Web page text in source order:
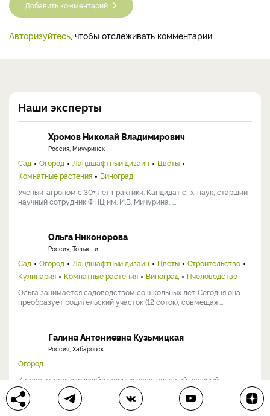
Добавить комментарий
Авторизуйтесь , чтобы отслеживать комментарии.
Наши эксперты
Хромов Николай Владимирович
Россия, Мичуринск
Сад Огород Ландшафтный дизайн
Цветы
Комнатные растения
Виноград
Ученый-агроном с 30+ лет практики. Кандидат с.-х. наук, старший
научный сотрудник ФНЦ им. И.В. Мичурина, ...
Ольга Никонорова
Россия, Тольятти
Сад Огород Ландшафтный дизайн Цветы
Строительство
Кулинария
Комнатные растения Виноград
Пчеловодство
Ольга занимается садоводством со школьных лет. Сегодня она
преобразует родительский участок (12 соток), совмещая ...
Галина Антониевна Кузьмицкая
Россия, Хабаровск
Огород
Кандидат сельскохозяйственных наук, ведущий научный
сотрудник отдела овощных культур и картофеля
Дальневосточного НИИ ...